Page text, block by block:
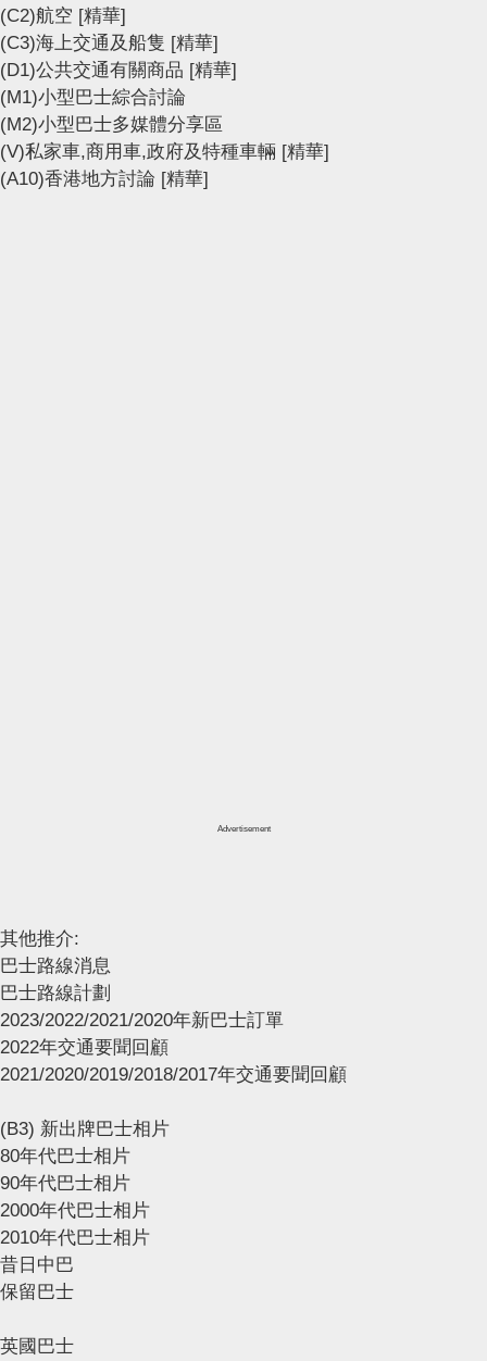
(C2)航空 [精華]
(C3)海上交通及船隻 [精華]
(D1)公共交通有關商品 [精華]
(M1)小型巴士綜合討論
(M2)小型巴士多媒體分享區
(V)私家車,商用車,政府及特種車輛 [精華]
(A10)香港地方討論 [精華]
Advertisement
其他推介:
巴士路線消息
巴士路線計劃
2023/2022/2021/2020年新巴士訂單
2022年交通要聞回顧
2021/2020/2019/2018/2017年交通要聞回顧
(B3) 新出牌巴士相片
80年代巴士相片
90年代巴士相片
2000年代巴士相片
2010年代巴士相片
昔日中巴
保留巴士
英國巴士